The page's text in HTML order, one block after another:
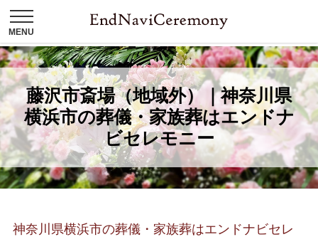
藤沢市斎場（地域外）｜神奈川県
横浜市の葬儀・家族葬はエンドナ
ビセレモニー
神奈川県横浜市の葬儀・家族葬はエンドナビセレ